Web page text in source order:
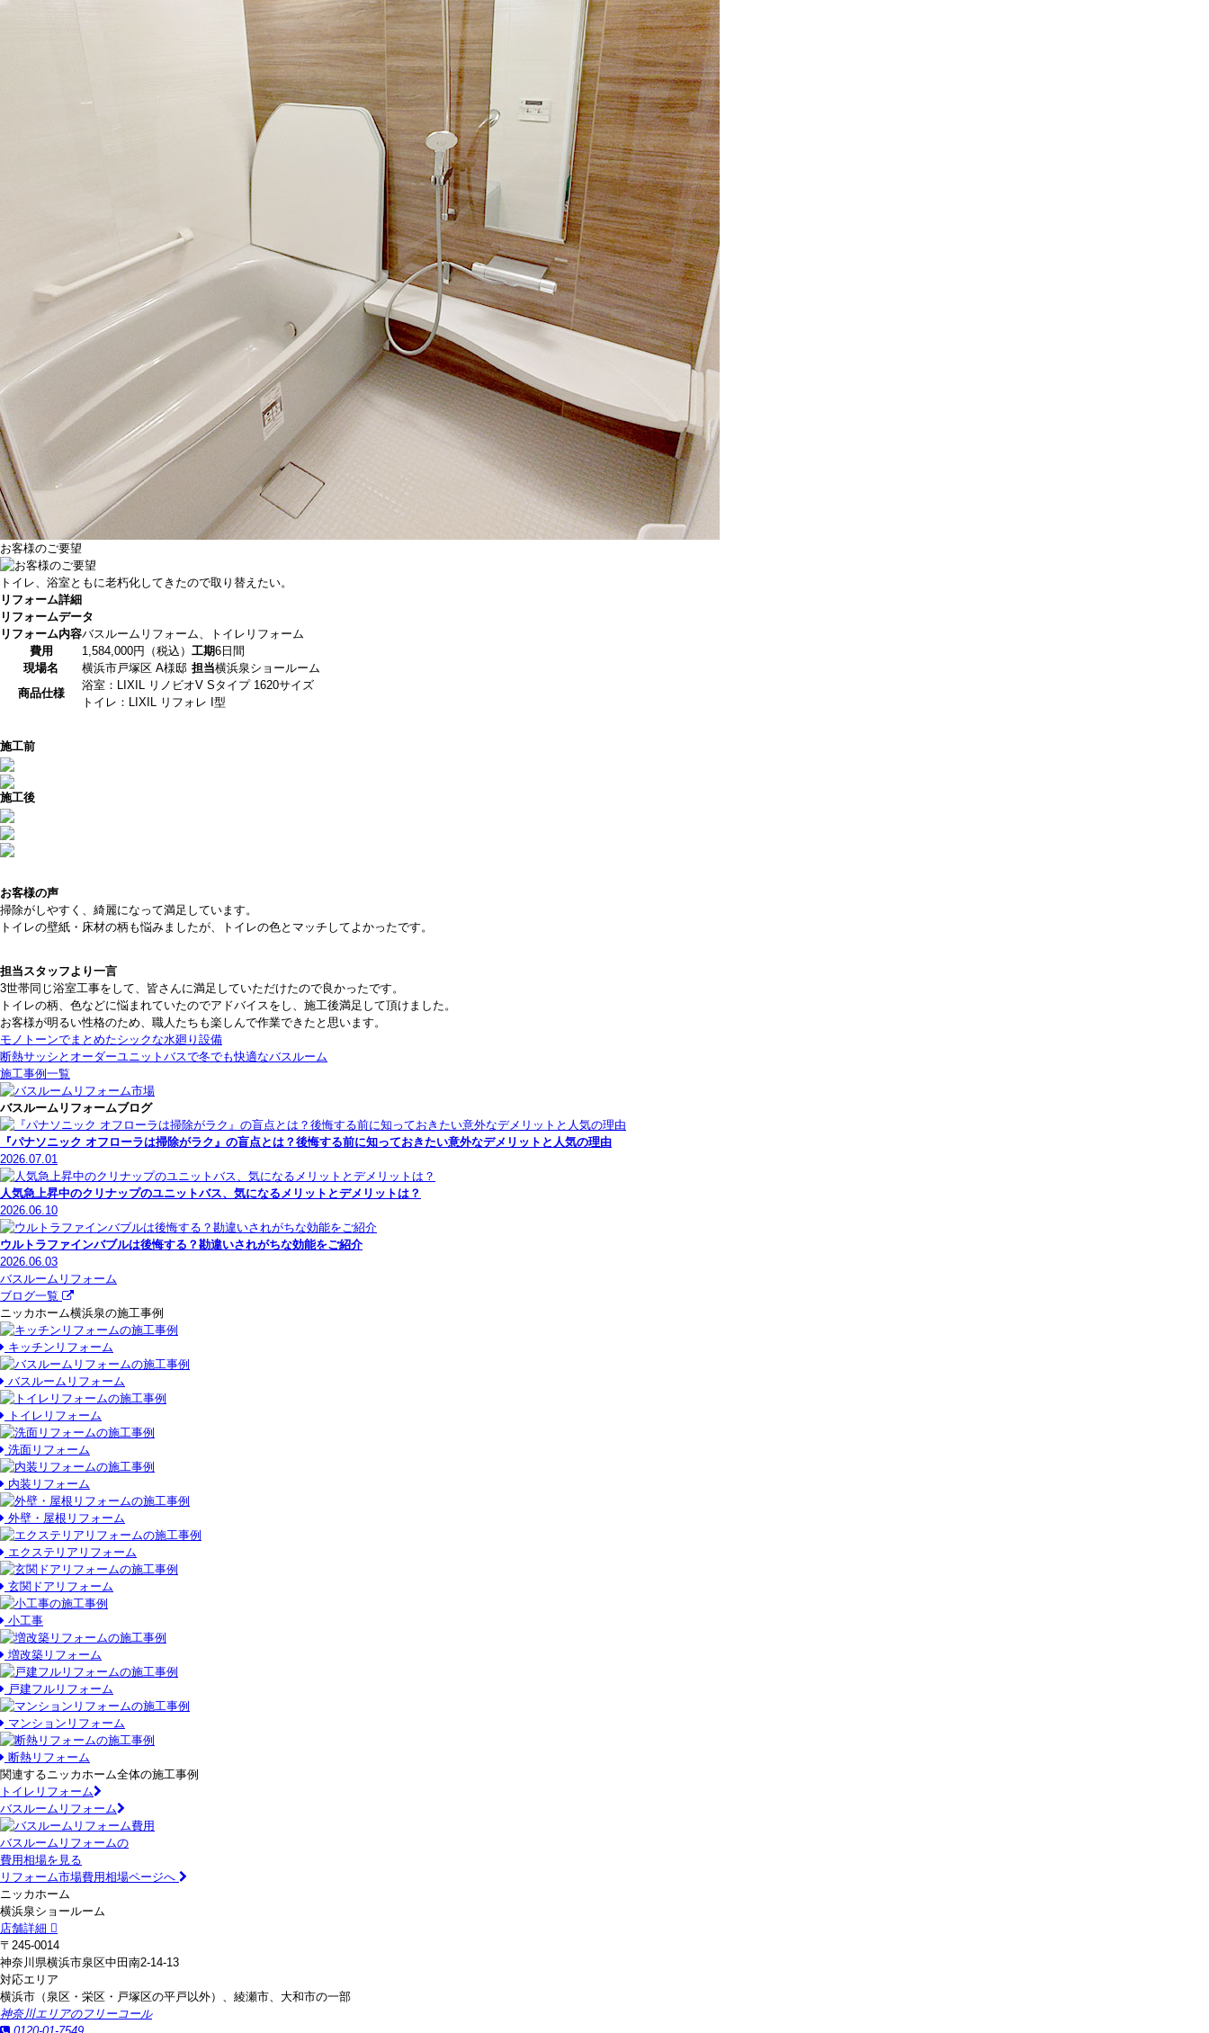
お客様のご要望
トイレ、浴室ともに老朽化してきたので取り替えたい。
リフォーム詳細
リフォームデータ
リフォーム内容バスルームリフォーム、トイレリフォーム
費用
1,584,000円（税込） 工期6日間
現場名
横浜市戸塚区 A様邸 担当横浜泉ショールーム
商品仕様
浴室：LIXIL リノビオV Sタイプ 1620サイズ
トイレ：LIXIL リフォレ I型
施工前
施工後
お客様の声
掃除がしやすく、綺麗になって満足しています。
トイレの壁紙・床材の柄も悩みましたが、トイレの色とマッチしてよかったです。
担当スタッフより一言
3世帯同じ浴室工事をして、皆さんに満足していただけたので良かったです。
トイレの柄、色などに悩まれていたのでアドバイスをし、施工後満足して頂けました。
お客様が明るい性格のため、職人たちも楽しんで作業できたと思います。
モノトーンでまとめたシックな水廻り設備
断熱サッシとオーダーユニットバスで冬でも快適なバスルーム
施工事例一覧
バスルームリフォームブログ
『パナソニック オフローラは掃除がラク』の盲点とは？後悔する前に知っておきたい意外なデメリットと人気の理由
2026.07.01
人気急上昇中のクリナップのユニットバス、気になるメリットとデメリットは？
2026.06.10
ウルトラファインバブルは後悔する？勘違いされがちな効能をご紹介
2026.06.03
バスルームリフォーム
ブログ一覧
ニッカホーム横浜泉の施工事例
キッチンリフォーム
バスルームリフォーム
トイレリフォーム
洗面リフォーム
内装リフォーム
外壁・屋根リフォーム
エクステリアリフォーム
玄関ドアリフォーム
小工事
増改築リフォーム
戸建フルリフォーム
マンションリフォーム
断熱リフォーム
関連するニッカホーム全体の施工事例
トイレリフォーム
バスルームリフォーム
バスルームリフォームの
費用相場を見る
リフォーム市場費用相場ページへ
ニッカホーム
横浜泉ショールーム
店舗詳細
〒245-0014
神奈川県横浜市泉区中田南2-14-13
対応エリア
横浜市（泉区・栄区・戸塚区の平戸以外）、綾瀬市、大和市の一部
神奈川エリアのフリーコール